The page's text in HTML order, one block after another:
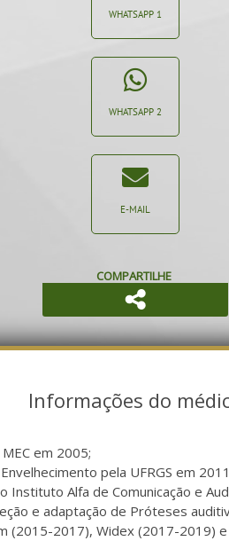
WHATSAPP 1
WHATSAPP 2
E-MAIL
COMPARTILHE
Informações do
em 2005;
pela UFRGS em
Instituto Alfa de Comunicação e
e adaptação de Próteses
(2015-2017), Widex (2017-2019)